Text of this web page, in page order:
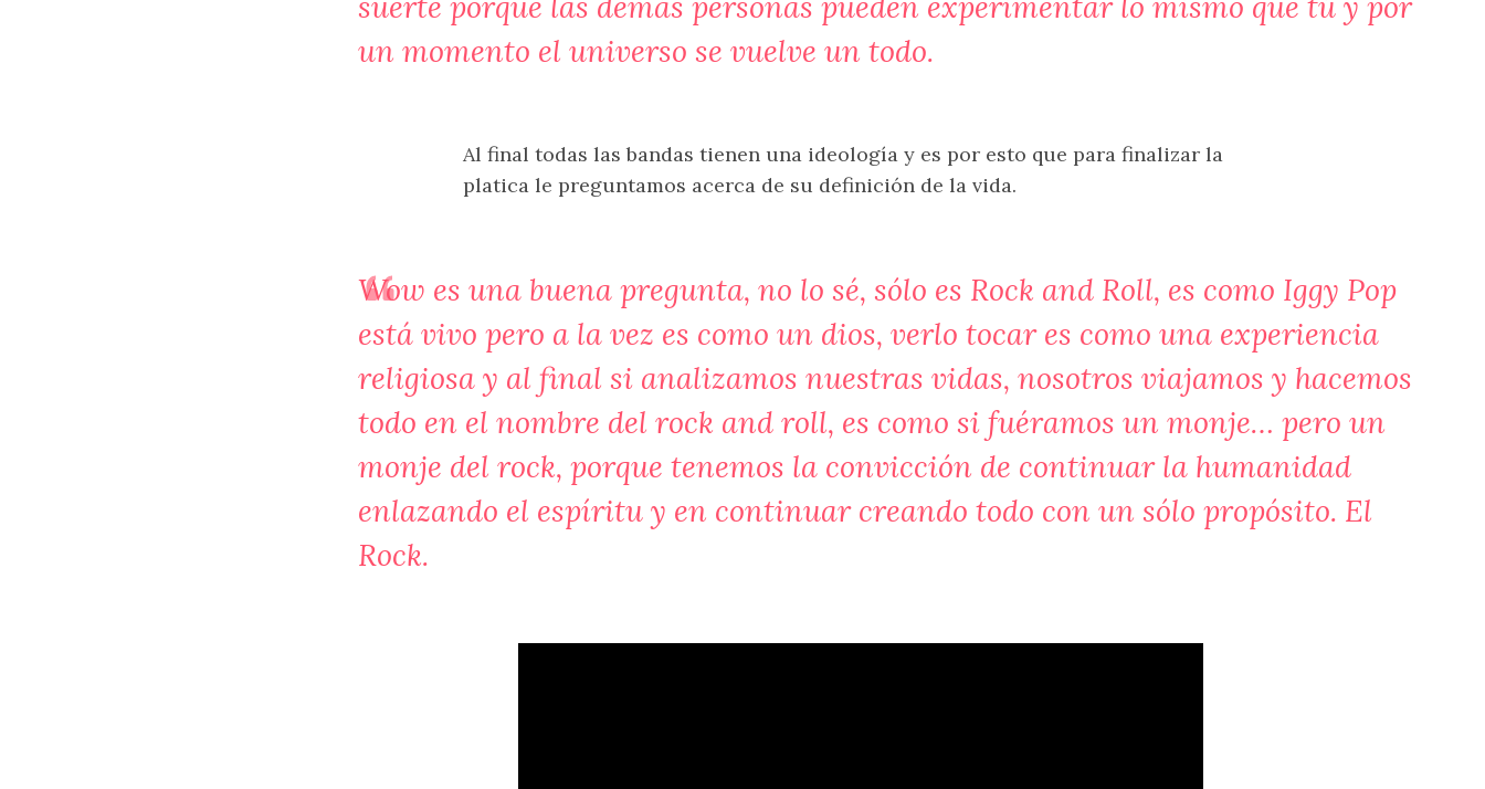
un momento el universo se vuelve un todo.
Al final todas las bandas tienen una ideología y es por esto que para finalizar la
platica le preguntamos acerca de su definición de la vida.
Wow es una buena pregunta, no lo sé, sólo es Rock and Roll, es como Iggy Pop
está vivo pero a la vez es como un dios, verlo tocar es como una experiencia
religiosa y al final si analizamos nuestras vidas, nosotros viajamos y hacemos
todo en el nombre del rock and roll, es como si fuéramos un monje… pero un
monje del rock, porque tenemos la convicción de continuar la humanidad
enlazando el espíritu y en continuar creando todo con un sólo propósito. El
Rock.